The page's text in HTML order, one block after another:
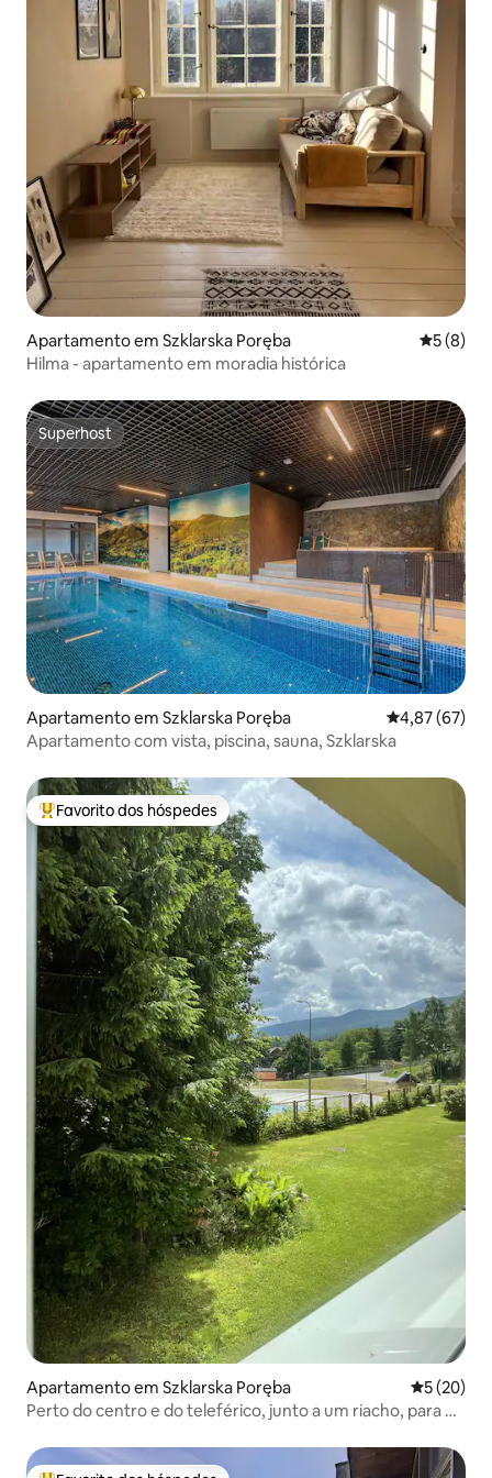
Apartamento em Szklarska Poręba
5 (8)
Hilma - apartamento em moradia histórica
Superhost
Superhost
Apartamento em Szklarska Poręba Classificação
4,87 (67)
Apartamento com vista, piscina, sauna, Szklarska
Favoritos dos hóspedes mais apreciados
Favorito dos hóspedes
Apartamento em Szklarska Poręba
5 (20)
Perto do centro e do teleférico, junto a um riacho, para 4